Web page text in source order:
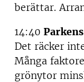
berättar.
14:40
Det räcker
Många
grönytor